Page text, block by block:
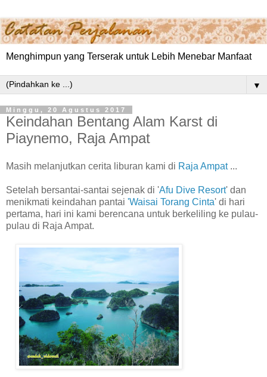
Menghimpun yang Terserak untuk Lebih Menebar Manfaat
▼
Minggu, 20 Agustus 2017
Keindahan Bentang Alam Karst di
Piaynemo, Raja Ampat
Masih melanjutkan cerita liburan kami di Raja Ampat...
Setelah bersantai-santai sejenak di 'Afu Dive Resort' dan
menikmati keindahan pantai 'Waisai Torang Cinta' di hari
pertama, hari ini kami berencana untuk berkeliling ke pulau-
pulau di Raja Ampat.